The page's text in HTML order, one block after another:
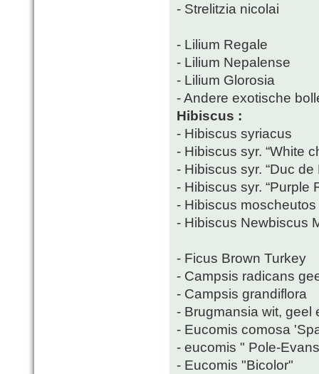
- Strelitzia nicolai
- Lilium Regale
- Lilium Nepalense
- Lilium Glorosia
- Andere exotische
Hibiscus :
- Hibiscus syriacus
- Hibiscus syr. “White
- Hibiscus syr. “Duc de
- Hibiscus syr. “Purple
- Hibiscus
- Hibiscus Newbiscus
- Ficus Brown Turkey
- Campsis radicans
- Campsis grandiflora
- Brugmansia wit, geel
- Eucomis comosa
- eucomis " Pole-
- Eucomis "Bicolor"